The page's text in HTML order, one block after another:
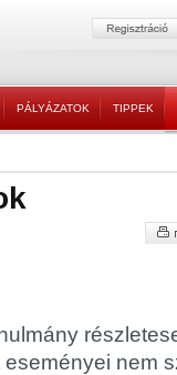
PÁLYÁZATOK TIPPEK
eseményei nem